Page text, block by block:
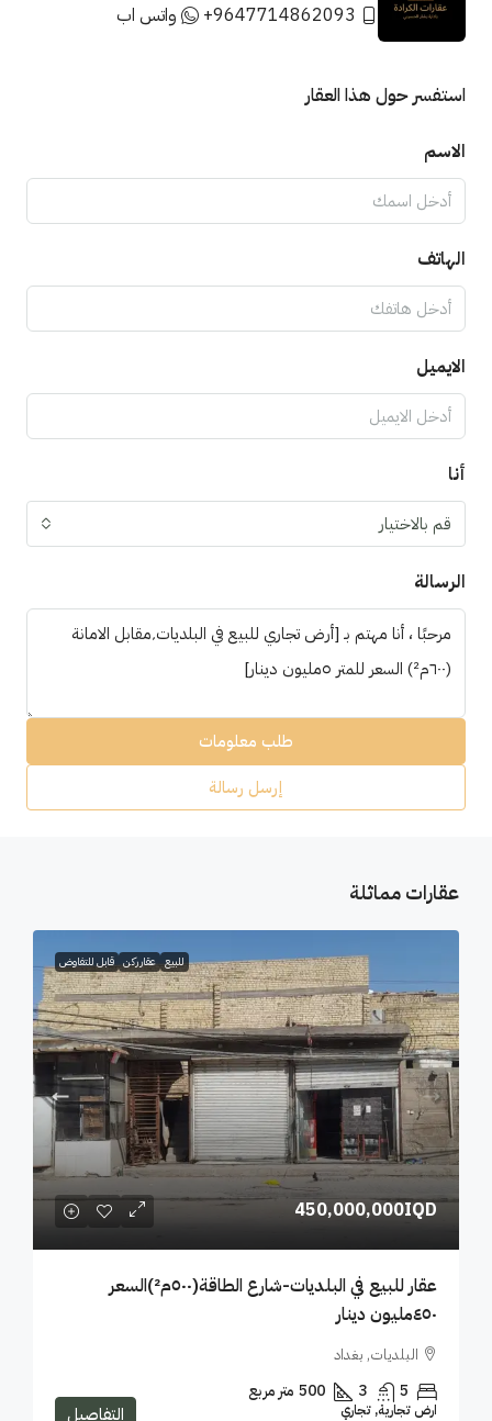
+9647714862093
واتس اب
استفسر حول هذا العقار
الاسم
الهاتف
الايميل
أنا
قم بالاختيار
الرسالة
طلب معلومات
إرسل رسالة
عقارات مماثلة
للبيع عقار ركن قابل للتفاوض
450,000,000IQD
عقار للبيع في البلديات-شارع الطاقة(٥٠٠م²)السعر
٤٥٠مليون دينار
البلديات, بغداد
5
3
500 متر مربع
ارض تجارية, تجاري التفاصيل